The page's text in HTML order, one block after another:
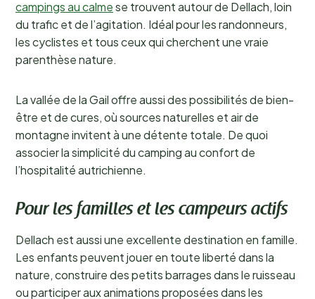
campings au calmese trouvent autour de Dellach, loin
du trafic et de l’agitation. Idéal pour les randonneurs,
les cyclistes et tous ceux qui cherchent une vraie
parenthèse nature.
La vallée de la Gail offre aussi des possibilités de bien-
être et de cures, où sources naturelles et air de
montagne invitent à une détente totale. De quoi
associer la simplicité du camping au confort de
l’hospitalité autrichienne.
Pour les familles et les campeurs actifs
Dellach est aussi une excellente destination en famille.
Les enfants peuvent jouer en toute liberté dans la
nature, construire des petits barrages dans le ruisseau
ou participer aux animations proposées dans les